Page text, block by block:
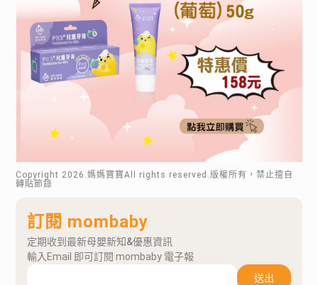
Copyright 2026 .媽媽寶寶All rights reserved.版權所有，禁止擅自
轉貼節錄
訂閱 mombaby
定期收到最新母嬰新知&優惠資訊
輸入Email 即可訂閱 mombaby 電子報
送出